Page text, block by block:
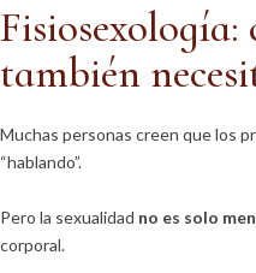
también
Muchas personas creen que los
“hablando”.
Pero la sexualidad no es solo
corporal.